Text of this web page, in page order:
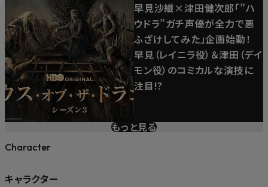
早見沙織×津田健次郎「”ハ
ウドラ”ガチ声優が全力で悪
ふざけしてみた」企画始動！
早見（レイニラ役）＆津田（デイ
モン役）のコミカルな演技に
注目!?
もっと見る
Character
キャラクター